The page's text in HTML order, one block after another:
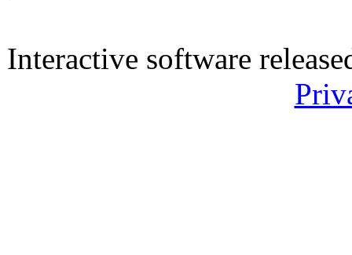
Interactive software